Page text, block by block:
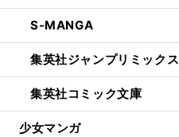
S-MANGA
集英社ジャンプリミックス
集英社コミック文庫
少女マンガ